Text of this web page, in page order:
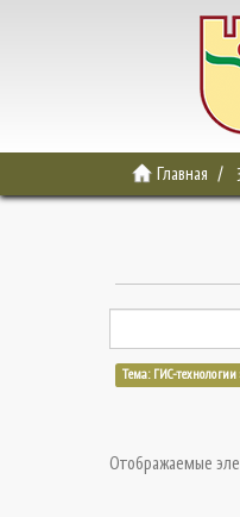
Главная
Тема: ГИС-технологии
Отображаемые